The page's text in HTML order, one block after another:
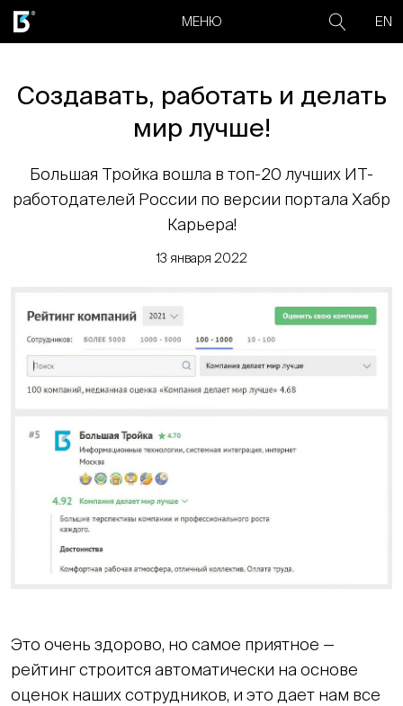
МЕНЮ EN
Создавать, работать и делать
мир лучше!
Большая Тройка вошла в топ-20 лучших ИТ-
работодателей России по версии портала Хабр
Карьера!
13 января 2022
Это очень здорово, но самое приятное —
рейтинг строится автоматически на основе
оценок наших сотрудников, и это дает нам все